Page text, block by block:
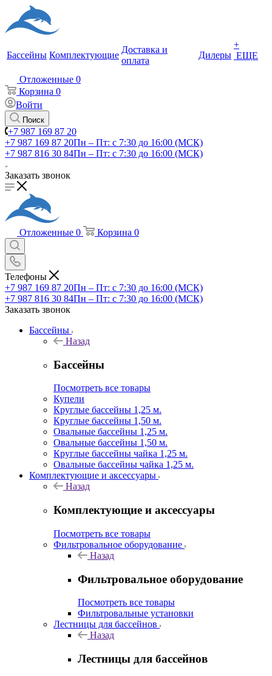
Бассейны Комплектующие
Доставка и
оплата
Дилеры
+
ЕЩЕ
Отложенные 0
Корзина 0
Войти
Поиск
+7 987 169 87 20
+7 987 169 87 20Пн – Пт: с 7:30 до 16:00 (МСК)
+7 987 816 30 84Пн – Пт: с 7:30 до 16:00 (МСК)
Заказать звонок
Отложенные 0 Корзина 0
Телефоны
+7 987 169 87 20Пн – Пт: с 7:30 до 16:00 (МСК)
+7 987 816 30 84Пн – Пт: с 7:30 до 16:00 (МСК)
Заказать звонок
Бассейны
Назад
Бассейны
Посмотреть все товары
Купели
Круглые бассейны 1,25 м.
Круглые бассейны 1,50 м.
Овальные бассейны 1,25 м.
Овальные бассейны 1,50 м.
Круглые бассейны чайка 1,25 м.
Овальные бассейны чайка 1,25 м.
Комплектующие и аксессуары
Назад
Комплектующие и аксессуары
Посмотреть все товары
Фильтровальное оборудование
Назад
Фильтровальное оборудование
Посмотреть все товары
Фильтровальные установки
Лестницы для бассейнов
Назад
Лестницы для бассейнов